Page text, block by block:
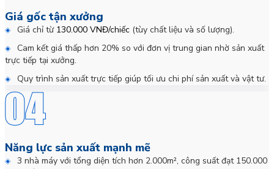
Giá gốc tận xưởng
Giá chỉ từ 130.000 VNĐ/chiếc (tùy chất liệu và số lượng).
Cam kết giá thấp hơn 20% so với đơn vị trung gian nhờ sản xuất
trực tiếp tại xưởng.
Quy trình sản xuất trực tiếp giúp tối ưu chi phí sản xuất và vật tư.
Năng lực sản xuất mạnh mẽ
3 nhà máy với tổng diện tích hơn 2.000m², công suất đạt 150.000